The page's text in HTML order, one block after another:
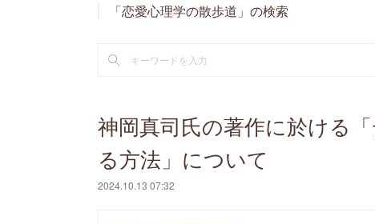
「恋愛心理学の散歩道」の検索
神岡真司氏の著作に於ける
る方法」について
2024.10.13 07:32